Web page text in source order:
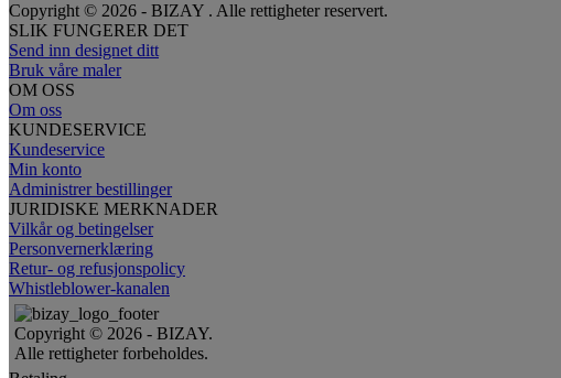
Copyright © 2026 - BIZAY . Alle rettigheter reservert.
SLIK FUNGERER DET
Send inn designet ditt
Bruk våre maler
OM OSS
Om oss
KUNDESERVICE
Kundeservice
Min konto
Administrer bestillinger
JURIDISKE MERKNADER
Vilkår og betingelser
Personvernerklæring
Retur- og refusjonspolicy
Whistleblower-kanalen
Copyright © 2026 - BIZAY.
Alle rettigheter forbeholdes.